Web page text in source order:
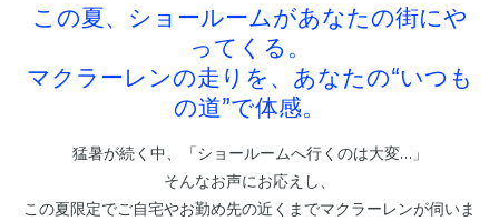
この夏、ショールームがあなたの街にや
ってくる。
マクラーレンの走りを、あなたの“いつも
の道”で体感。
猛暑が続く中、「ショールームへ行くのは大変…」
そんなお声にお応えし、
この夏限定でご自宅やお勤め先の近くまでマクラーレンが伺いま